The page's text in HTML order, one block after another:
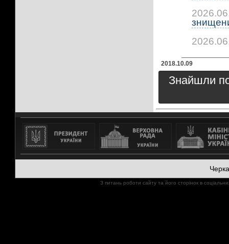
2018.10.09
Знайшли
З питань роботи сайту та його сторінок в